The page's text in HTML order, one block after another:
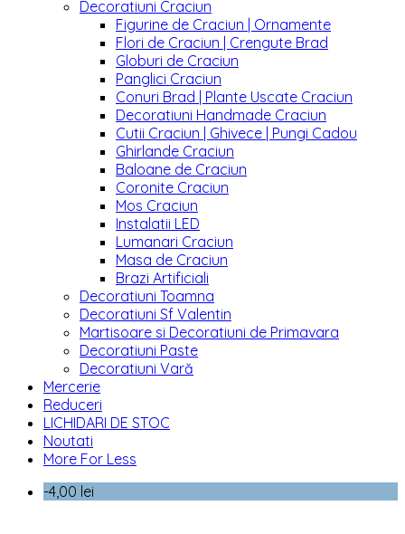
Decoratiuni Craciun
Figurine de Craciun | Ornamente
Flori de Craciun | Crengute Brad
Globuri de Craciun
Panglici Craciun
Conuri Brad | Plante Uscate Craciun
Decoratiuni Handmade Craciun
Cutii Craciun | Ghivece | Pungi Cadou
Ghirlande Craciun
Baloane de Craciun
Coronite Craciun
Mos Craciun
Instalatii LED
Lumanari Craciun
Masa de Craciun
Brazi Artificiali
Decoratiuni Toamna
Decoratiuni Sf Valentin
Martisoare si Decoratiuni de Primavara
Decoratiuni Paste
Decoratiuni Vară
Mercerie
Reduceri
LICHIDARI DE STOC
Noutati
More For Less
-4,00 lei